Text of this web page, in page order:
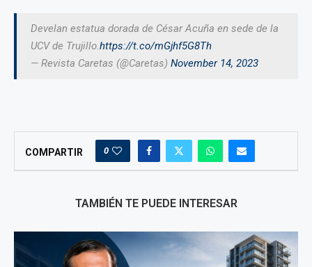
Develan estatua dorada de César Acuña en sede de la
UCV de Trujillo.https://t.co/mGjhf5G8Th
— Revista Caretas (@Caretas) November 14, 2023
COMPARTIR 0
TAMBIÉN TE PUEDE INTERESAR